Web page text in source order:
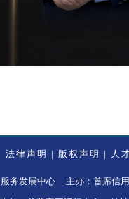
| 法律声明 | 版权声明 | 人
务发展中心 主办：首席信